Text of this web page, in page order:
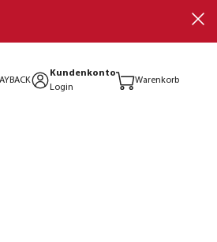
Kundenkonto
Login
Warenkorb